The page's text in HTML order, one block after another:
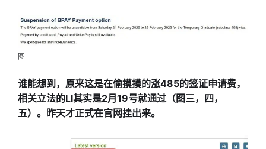
图二
谁能想到，原来这是在偷摸摸的涨485的签证申请费，
相关立法的LI其实是2月19号就通过（图三，四，
五）。昨天才正式在官网挂出来。